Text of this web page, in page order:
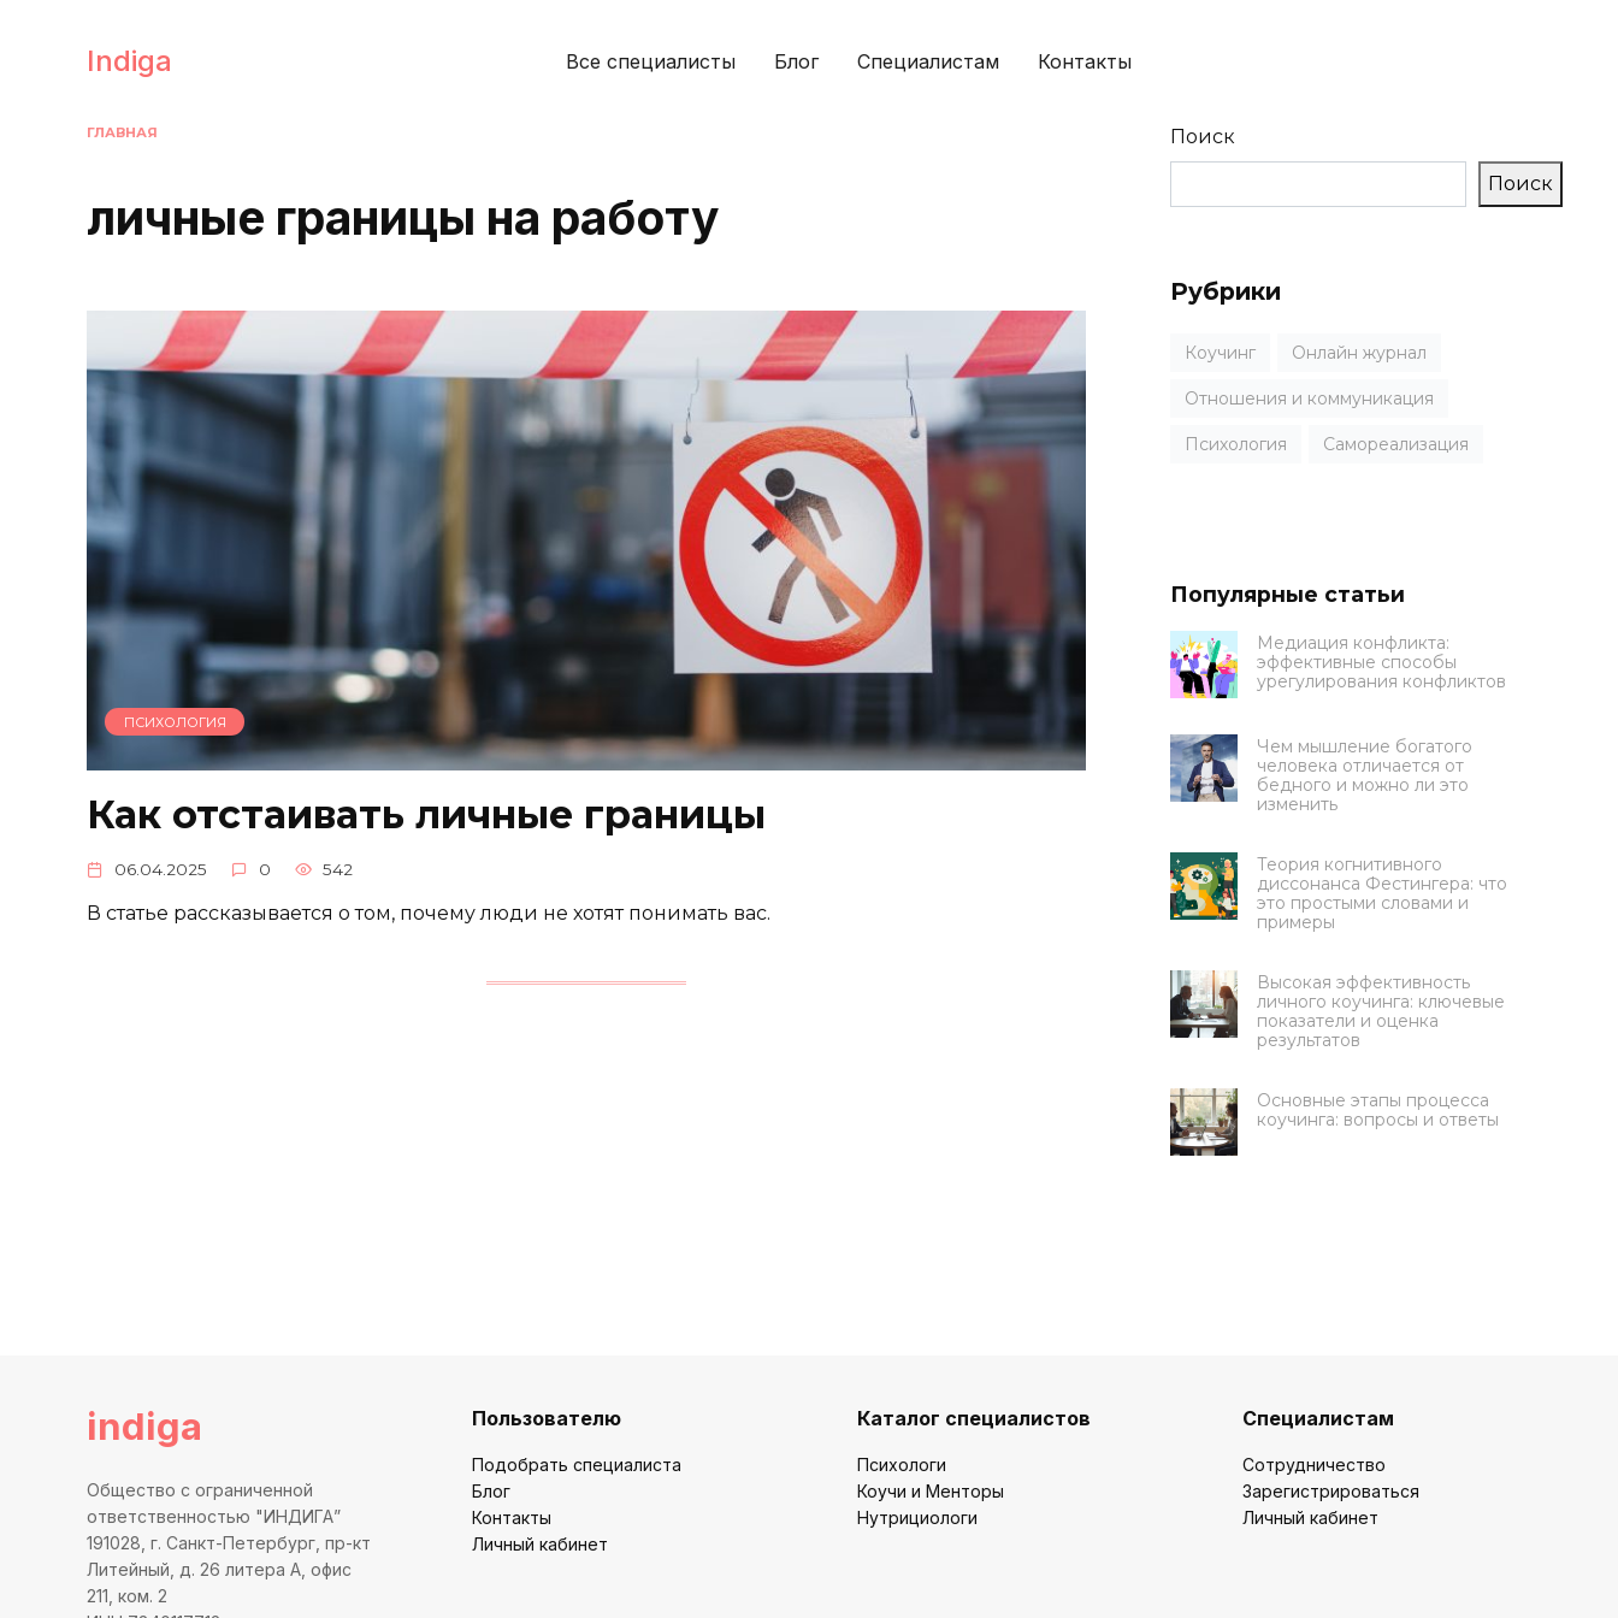
содержаниюIndiga Все специалисты Блог Специалистам Контакты
ГЛАВНАЯ
личные границы на работу
ПСИХОЛОГИЯ
Как отстаивать личные границы
06.04.2025 0 542
В статье рассказывается о том, почему люди не хотят понимать вас.
Поиск
Поиск
Рубрики
Коучинг Онлайн журнал
Отношения и коммуникация
Психология Самореализация
Популярные статьи
Медиация конфликта:
эффективные способы
урегулирования конфликтов
Чем мышление богатого
человека отличается от
бедного и можно ли это
изменить
Теория когнитивного
диссонанса Фестингера: что
это простыми словами и
примеры
Высокая эффективность
личного коучинга: ключевые
показатели и оценка
результатов
Основные этапы процесса
коучинга: вопросы и ответы
indiga
Общество с ограниченной
ответственностью "ИНДИГА”
191028, г. Санкт-Петербург, пр-кт
Литейный, д. 26 литера А, офис
211, ком. 2
Пользователю
Подобрать специалиста
Блог
Контакты
Личный кабинет
Каталог специалистов
Психологи
Коучи и Менторы
Нутрициологи
Специалистам
Сотрудничество
Зарегистрироваться
Личный кабинет
подать заявку на грант
Какую цель вы ставите на